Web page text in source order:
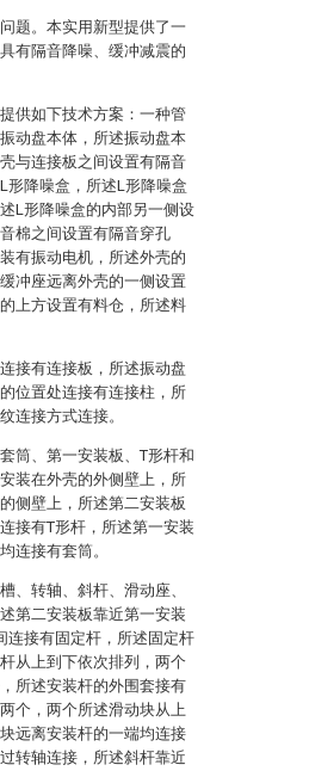
题。本实用新型提供了一
有隔音降噪、缓冲减震的
供如下技术方案：一种管
动盘本体，所述振动盘本
与连接板之间设置有隔音
形降噪盒，所述L形降噪盒
L形降噪盒的内部另一侧设
棉之间设置有隔音穿孔
有振动电机，所述外壳的
冲座远离外壳的一侧设置
上方设置有料仓，所述料
接有连接板，所述振动盘
位置处连接有连接柱，所
连接方式连接。
筒、第一安装板、T形杆和
装在外壳的外侧壁上，所
侧壁上，所述第二安装板
接有T形杆，所述第一安装
连接有套筒。
、转轴、斜杆、滑动座、
第二安装板靠近第一安装
连接有固定杆，所述固定杆
从上到下依次排列，两个
所述安装杆的外围套接有
个，两个所述滑动块从上
远离安装杆的一端均连接
转轴连接，所述斜杆靠近